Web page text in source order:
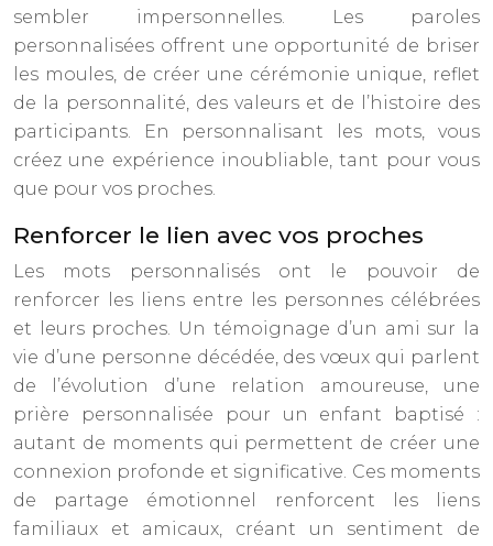
sembler impersonnelles. Les paroles
personnalisées offrent une opportunité de briser
les moules, de créer une cérémonie unique, reflet
de la personnalité, des valeurs et de l’histoire des
participants. En personnalisant les mots, vous
créez une expérience inoubliable, tant pour vous
que pour vos proches.
Renforcer le lien avec vos proches
Les mots personnalisés ont le pouvoir de
renforcer les liens entre les personnes célébrées
et leurs proches. Un témoignage d’un ami sur la
vie d’une personne décédée, des vœux qui parlent
de l’évolution d’une relation amoureuse, une
prière personnalisée pour un enfant baptisé :
autant de moments qui permettent de créer une
connexion profonde et significative. Ces moments
de partage émotionnel renforcent les liens
familiaux et amicaux, créant un sentiment de